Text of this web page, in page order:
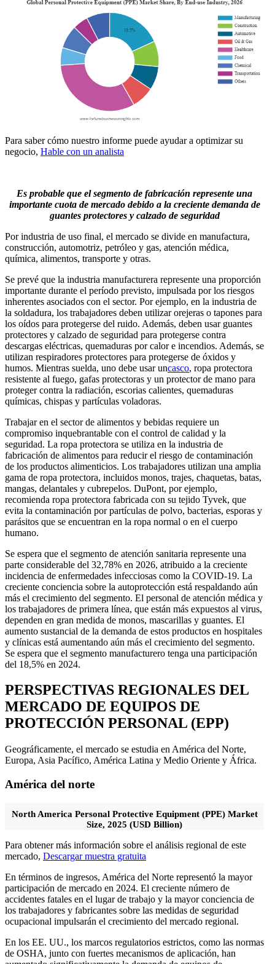
Para saber cómo nuestro informe puede ayudar a optimizar su
negocio, Hable con un analista
Es probable que el segmento de fabricación represente una
importante cuota de mercado debido a la creciente demanda de
guantes protectores y calzado de seguridad
Por industria de uso final, el mercado se divide en manufactura,
construcción, automotriz, petróleo y gas, atención médica,
química, alimentos, transporte y otras.
Se prevé que la industria manufacturera represente una proporción
importante durante el período previsto, impulsada por los riesgos
inherentes asociados con el sector. Por ejemplo, en la industria de
la soldadura, los trabajadores deben utilizar orejeras o tapones para
los oídos para protegerse del ruido. Además, deben usar guantes
protectores y calzado de seguridad para protegerse contra
descargas eléctricas, quemaduras por calor e incendios. Además, se
utilizan respiradores protectores para protegerse de óxidos y
humos. Mientras suelda, uno debe usar uncasco, ropa protectora
resistente al fuego, gafas protectoras y un protector de mano para
proteger contra la radiación, escorias calientes, quemaduras
químicas, chispas y partículas voladoras.
Trabajar en el sector de alimentos y bebidas requiere un
compromiso inquebrantable con el control de calidad y la
seguridad. La ropa protectora se utiliza en la industria de
fabricación de alimentos para reducir el riesgo de contaminación
de los productos alimenticios. Los trabajadores utilizan una amplia
gama de ropa protectora, incluidos monos, trajes, chaquetas, batas,
mangas, delantales y cubrepelos. DuPont, por ejemplo,
recomienda ropa protectora fabricada con su tejido Tyvek, que
evita la contaminación por partículas de polvo, bacterias, esporas y
parásitos que se encuentran en la ropa normal o en el cuerpo
humano.
Se espera que el segmento de atención sanitaria represente una
parte considerable del 32,78% en 2026, atribuido a la creciente
incidencia de enfermedades infecciosas como la COVID-19. La
creciente conciencia sobre la autoprotección está respaldando aún
más el crecimiento del segmento. El personal de atención médica y
los trabajadores de primera línea, que están más expuestos al virus,
dependen en gran medida de monos, mascarillas y guantes. El
aumento sustancial de la demanda de estos productos en hospitales
y clínicas está aumentando aún más el crecimiento del segmento.
Se espera que el segmento manufacturero tenga una participación
del 18,5% en 2024.
PERSPECTIVAS REGIONALES DEL
MERCADO DE EQUIPOS DE
PROTECCIÓN PERSONAL (EPP)
Geográficamente, el mercado se estudia en América del Norte,
Europa, Asia Pacífico, América Latina y Medio Oriente y África.
América del norte
North America Personal Protective Equipment (PPE) Market
Size, 2025 (USD Billion)
Para obtener más información sobre el análisis regional de este
mercado, Descargar muestra gratuita
En términos de ingresos, América del Norte representó la mayor
participación de mercado en 2024. El creciente número de
accidentes fatales en el lugar de trabajo y la mayor conciencia de
los trabajadores y fabricantes sobre las medidas de seguridad
ocupacional impulsarán el crecimiento del mercado regional.
En los EE. UU., los marcos regulatorios estrictos, como las normas
de OSHA, junto con fuertes mecanismos de aplicación, han